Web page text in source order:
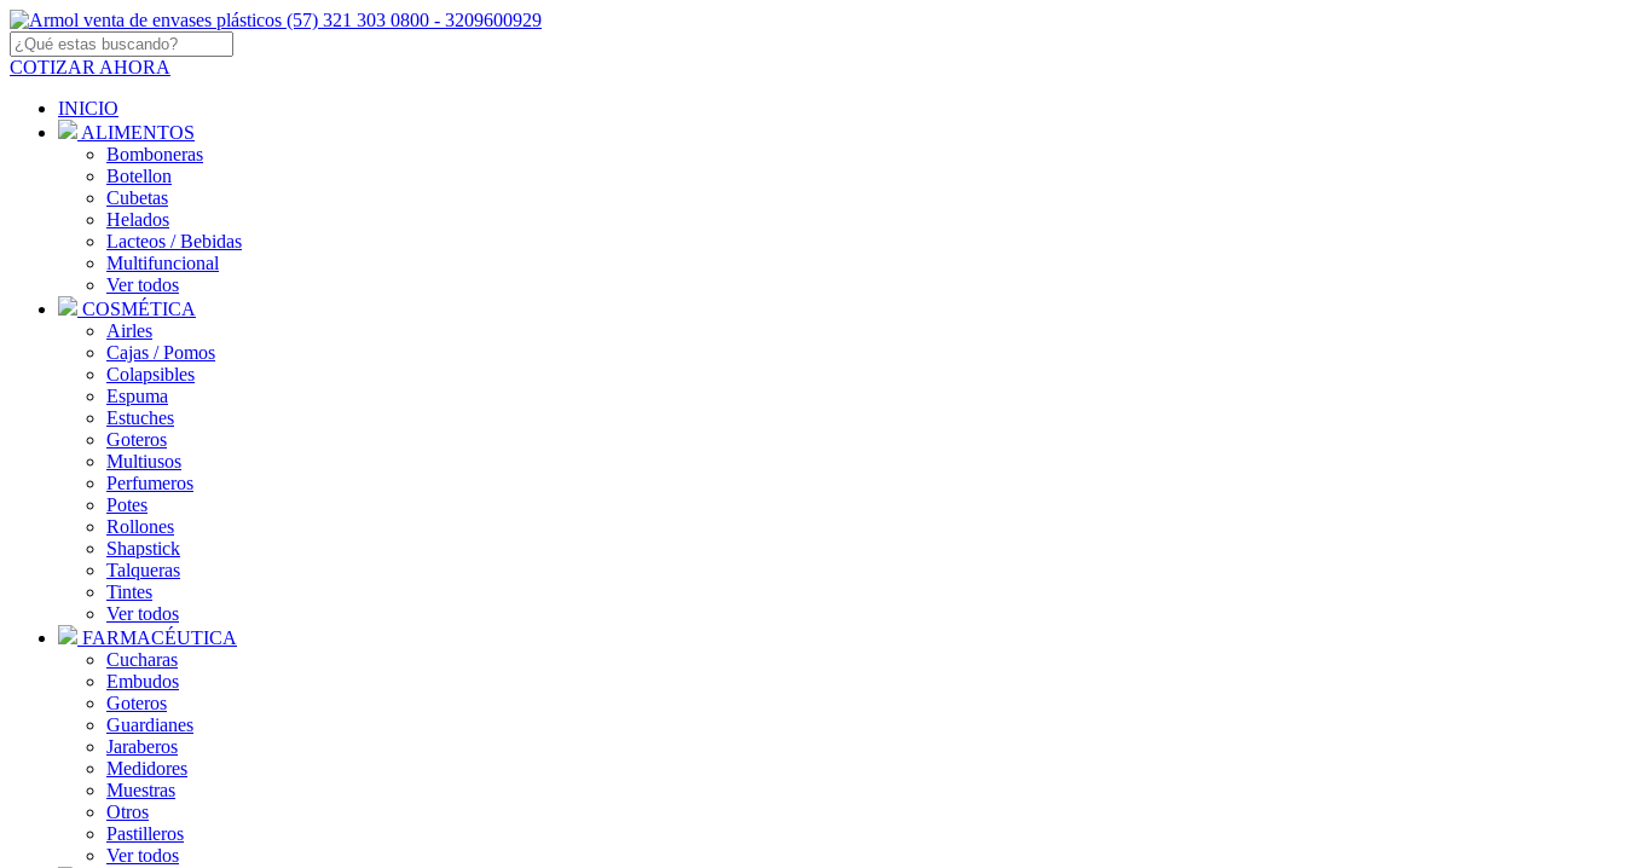
COTIZAR AHORA
INICIO
ALIMENTOS
Bomboneras
Botellon
Cubetas
Helados
Lacteos / Bebidas
Multifuncional
Ver todos
COSMÉTICA
Airles
Cajas / Pomos
Colapsibles
Espuma
Estuches
Goteros
Multiusos
Perfumeros
Potes
Rollones
Shapstick
Talqueras
Tintes
Ver todos
FARMACÉUTICA
Cucharas
Embudos
Goteros
Guardianes
Jaraberos
Medidores
Muestras
Otros
Pastilleros
Ver todos